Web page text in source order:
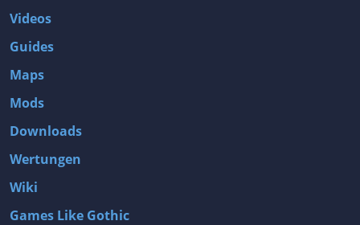
Videos
Guides
Maps
Mods
Downloads
Wertungen
Wiki
Games Like Gothic